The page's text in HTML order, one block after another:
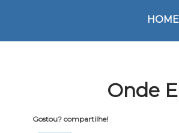
HOME
Onde
Gostou? compartilhe!